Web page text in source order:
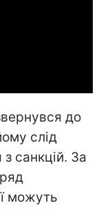
до
слід
санкцій. За
можуть